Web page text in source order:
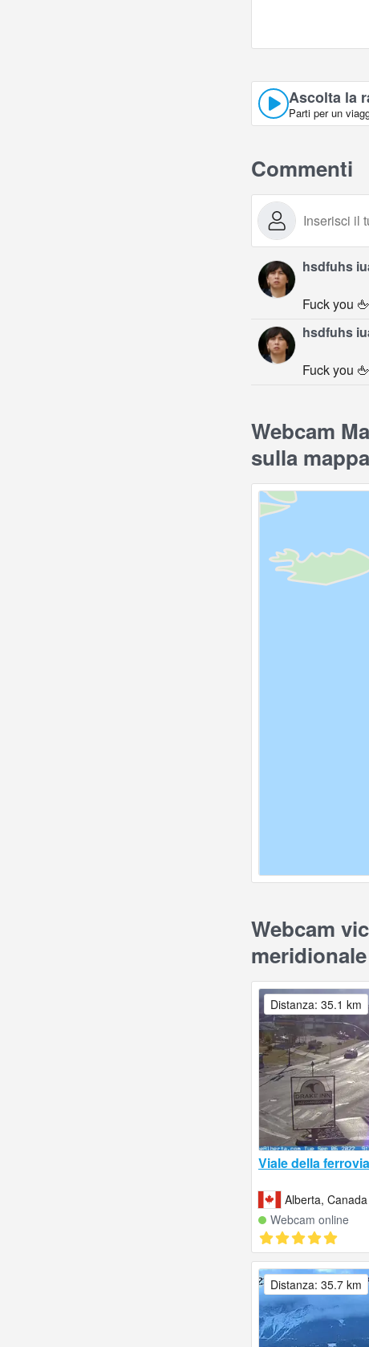
Ascolta la
Parti per un
Commenti
hsdfuhs
Fuck you 🖕
hsdfuhs
Fuck you 🖕
Webcam
sulla mappa
Webcam
meridionale
Viale della
Alberta, Canada
Webcam online
Distanza: 35.1 km
Distanza: 35.7 km